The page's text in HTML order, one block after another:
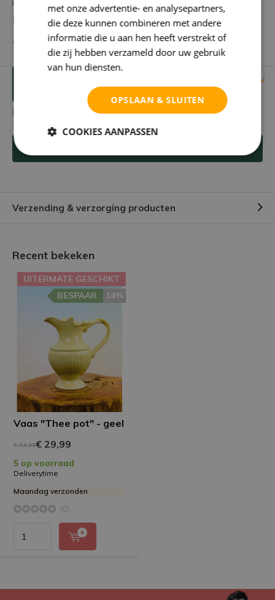
Heb je een vraag over dit product?
We helpen je graag met het vinden van het juiste product.
Verstuur mailtje
Er zijn nog geen reviews geschreven over dit product.
Verzending & verzorging producten
Recent bekeken
Vaas "Thee pot" - geel
UITERMATE GESCHIKT
14%
BESPAAR
€ 34,99€ 29,99
5 op voorraad
Deliverytime
Maandag verzonden
(0)
met onze advertentie- en analysepartners,
die deze kunnen combineren met andere
informatie die u aan hen heeft verstrekt of
die zij hebben verzameld door uw gebruik
van hun diensten.
OPSLAAN & SLUITEN
COOKIES AANPASSEN